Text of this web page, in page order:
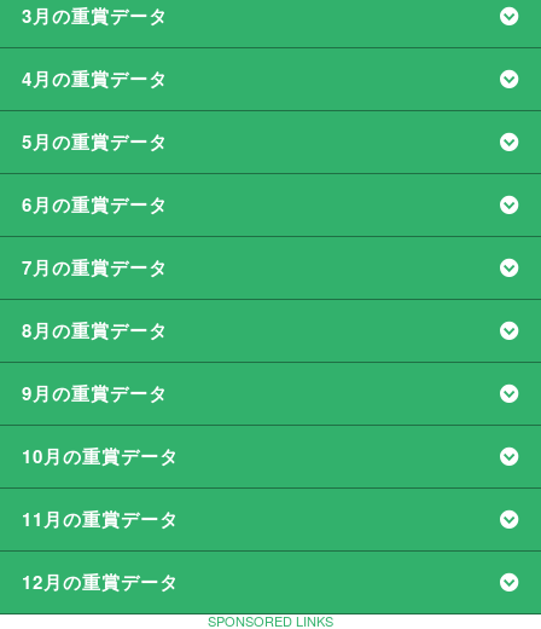
3月の重賞データ
4月の重賞データ
5月の重賞データ
6月の重賞データ
7月の重賞データ
8月の重賞データ
9月の重賞データ
10月の重賞データ
11月の重賞データ
12月の重賞データ
SPONSORED LINKS